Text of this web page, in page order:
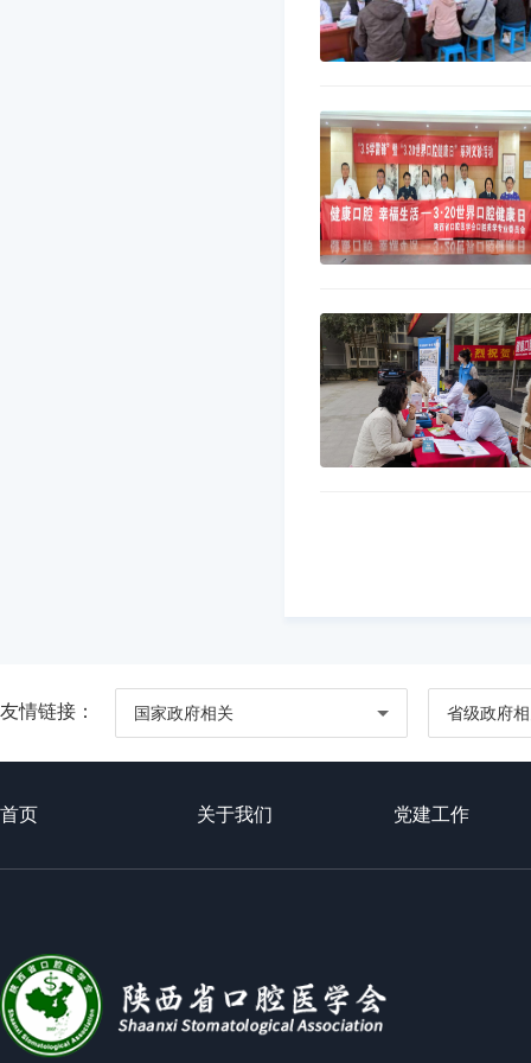
友情链接： 国家政府相关 省级政府
首页 关于我们 党建工作